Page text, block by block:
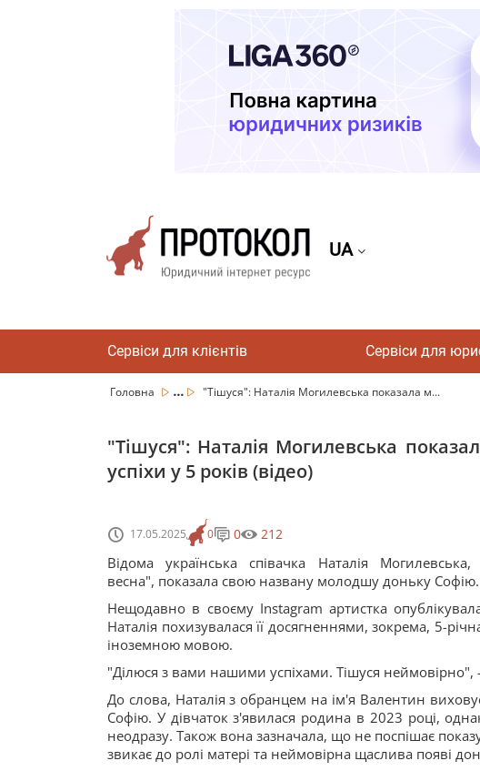
UA
Сервіси для клієнтів Сервіси для
Головна ... "Тішуся": Наталія Могилевська показала м...
"Тішуся": Наталія Могилевська
успіхи у 5 років (відео)
17.05.2025 0 0 212
Відома українська співачка Наталія
весна", показала свою названу молодшу доньку Софію.
Нещодавно в своєму Instagram артистка
Наталія похизувалася її досягненнями, зокрема, 5-
іноземною мовою.
"Ділюся з вами нашими успіхами. Тішуся
До слова, Наталія з обранцем на ім'я Валентин
Софію. У дівчаток з'явилася родина в 2023 році,
неодразу. Також вона зазначала, що не поспішає
звикає до ролі матері та неймовірна щаслива появі